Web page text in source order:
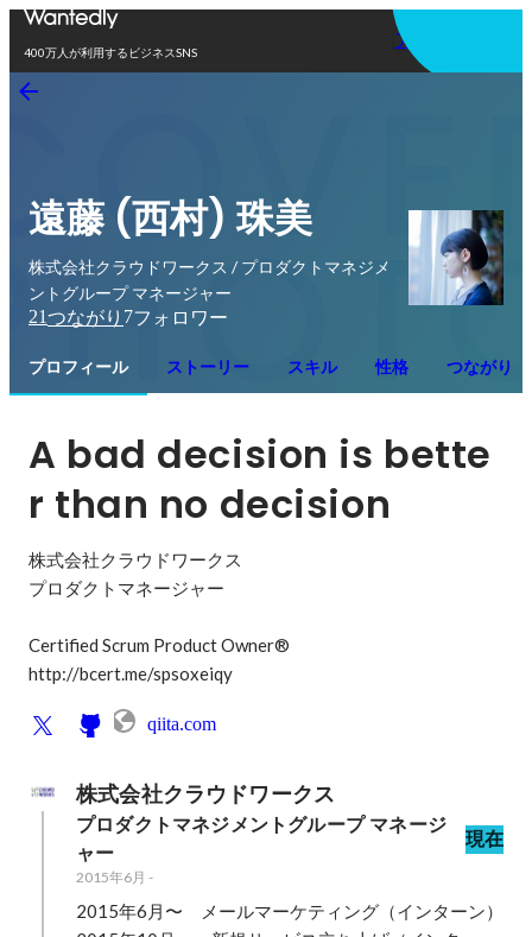
400万人が利用するビジネスSNS
アプリを使う
遠藤 (西村) 珠美
株式会社クラウドワークス / プロダクトマネジメ
ントグループ マネージャー
21つながり 7フォロワー
プロフィール ストーリー スキル 性格 つながり
A bad decision is bette
r than no decision
株式会社クラウドワークス
プロダクトマネージャー
Certified Scrum Product Owner®
http://bcert.me/spsoxeiqy
qiita.com
株式会社クラウドワークス
プロダクトマネジメントグループ マネージ
ャー
現在
2015年6月 -
2015年6月〜　メールマーケティング（インターン）